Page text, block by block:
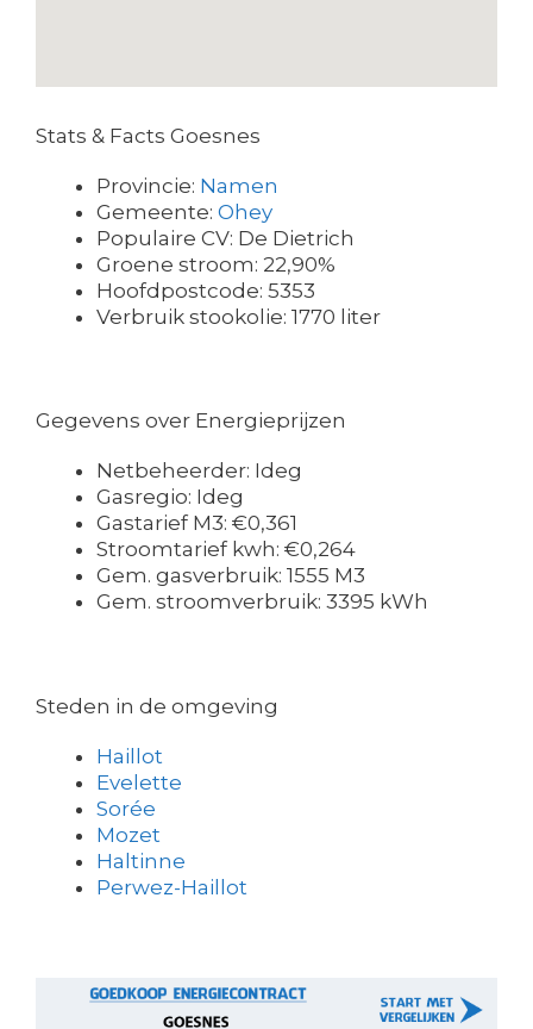
Stats & Facts Goesnes
Provincie: Namen
Gemeente: Ohey
Populaire CV: De Dietrich
Groene stroom: 22,90%
Hoofdpostcode: 5353
Verbruik stookolie: 1770 liter
Gegevens over Energieprijzen
Netbeheerder: Ideg
Gasregio: Ideg
Gastarief M3: €0,361
Stroomtarief kwh: €0,264
Gem. gasverbruik: 1555 M3
Gem. stroomverbruik: 3395 kWh
Steden in de omgeving
Haillot
Evelette
Sorée
Mozet
Haltinne
Perwez-Haillot